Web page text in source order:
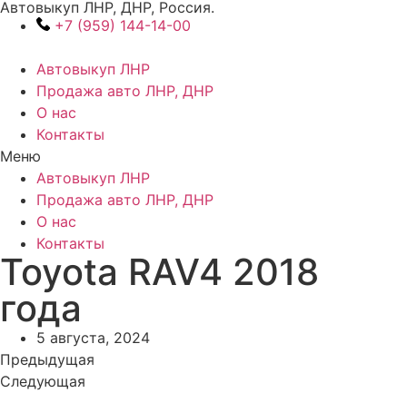
Перейти
Автовыкуп ЛНР, ДНР, Россия.
+7 (959) 144-14-00
Автовыкуп ЛНР
Продажа авто ЛНР, ДНР
О нас
Контакты
Меню
Автовыкуп ЛНР
Продажа авто ЛНР, ДНР
О нас
Контакты
Toyota RAV4 2018
года
5 августа, 2024
Предыдущая
Следующая